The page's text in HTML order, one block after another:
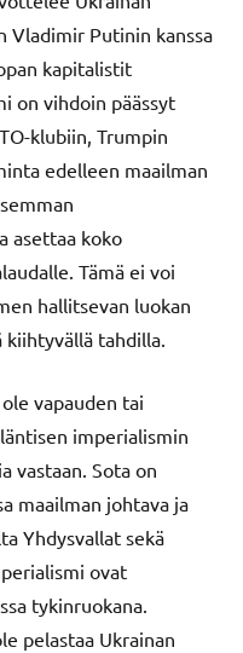
Vladimir Putinin kanssa
kapitalistit
on vihdoin päässyt
klubiin, Trumpin
edelleen maailman
asettaa koko
Tämä ei voi
hallitsevan luokan
kiihtyvällä tahdilla.
vapauden tai
imperialismin
vastaan. Sota on
maailman johtava ja
Yhdysvallat sekä
ovat
tykinruokana.
pelastaa Ukrainan